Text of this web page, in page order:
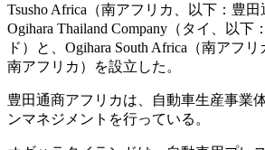
Tsusho Africa（南アフリカ、以下：豊田
Ogihara Thailand Company（タイ、以下
ド）と、Ogihara South Africa（南アフ
南アフリカ）を設立した。
豊田通商アフリカは、自動車生産事業
ンマネジメントを行っている。